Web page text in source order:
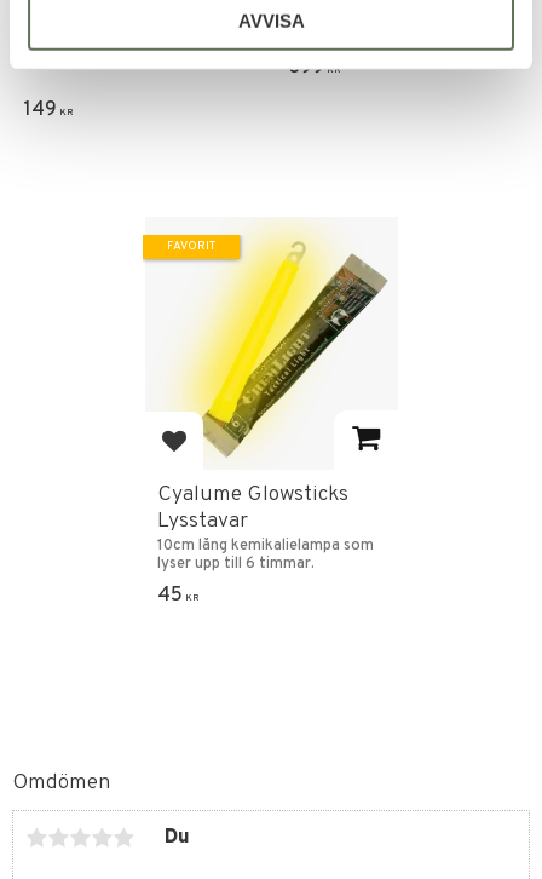
AVVISA
Omdömen
Du
149 KR
Populär skjorta i 65% polyester
399KR
Lägg till i favoriter
Cyalume Glowsticks
Lysstavar
10cm lång kemikalielampa som
lyser upp till 6 timmar.
45 KR
FAVORIT